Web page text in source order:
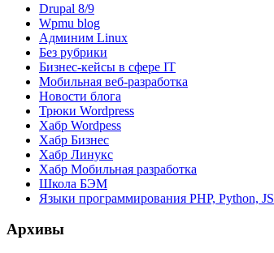
Drupal 8/9
Wpmu blog
Админим Linux
Без рубрики
Бизнес-кейсы в сфере IT
Мобильная веб-разработка
Новости блога
Трюки Wordpress
Хабр Wordpess
Хабр Бизнес
Хабр Линукс
Хабр Мобильная разработка
Школа БЭМ
Языки программирования PHP, Python, JS
Архивы